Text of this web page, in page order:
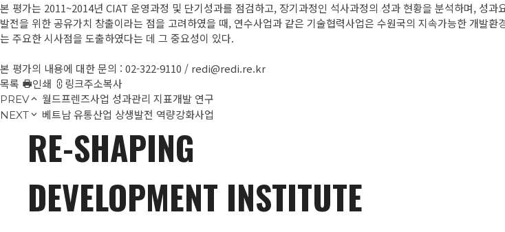
본 평가는 2011~2014년 CIAT 운영과정 및 단기성과를 점검하고, 장기과정인 석사과정의 성과 현황을 분석하며, 성
발전을 위한 공유가치 창출이라는 점을 고려하였을 때, 연수사업과 같은 기술협력사업은 수원국의 지속가능한 개발
는 주요한 시사점을 도출하였다는 데 그 중요성이 있다.
본 평가의 내용에 대한 문의 : 02-322-9110 / redi@redi.re.kr
목록
인쇄 링크주소복사
PREV 월드프렌즈사업 성과관리 지표개발 연구
NEXT 베트남 유통산업 상생발전 역량강화사업
RE-SHAPING
DEVELOPMENT INSTITUTE